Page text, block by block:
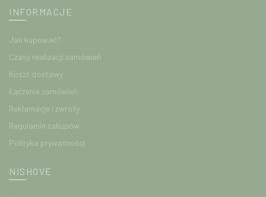
INFORMACJE
Jak kupować?
Czasy realizacji zamówień
Koszt dostawy
Łączenie zamówień
Reklamacje i zwroty
Regulamin zakupów
Polityka prywatności
NISHOVE